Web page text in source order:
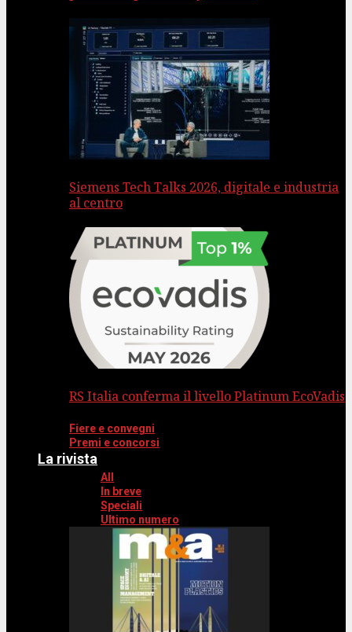
Siemens Tech Talks 2026, digitale e industria
al centro
RS Italia conferma il livello Platinum EcoVadis
Fiere e convegni
Premi e concorsi
La rivista
All
In breve
Speciali
Ultimo numero